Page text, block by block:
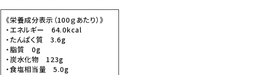
《栄養成分表示（100ｇあたり）》
・エネルギー 64.0kcal
・たんぱく質 3.6g
・脂質 0g
・炭水化物 123g
・食塩相当量 5.0g